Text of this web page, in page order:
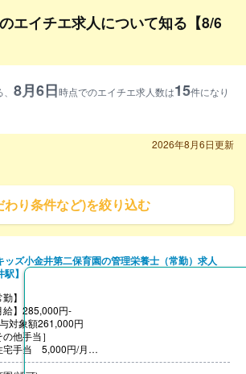
エイチエ求人について知る【8/6
8月6日時点でのエイチエ求人数は15件になり
栄養士求人が40%、栄養士求人が40%、調理師求
勤求人が86.7%、非常勤求人が13.3%となります。
護・福祉求人が13.3%、保育園等求人が33.3%、その
す。
2026年8月6日更新
り条件など)を絞り込む
ッズ小金井第二保育園の管理栄養士（常勤）求人
駅】
勤】
給】285,000円-
対象額261,000円
の他手当］
宅手当 5,000円/月
借り上げ住宅を利用されない方のみ